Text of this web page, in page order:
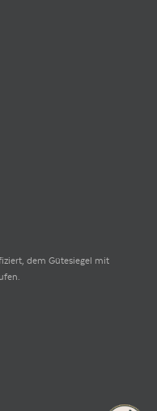
dem Gütesiegel mit